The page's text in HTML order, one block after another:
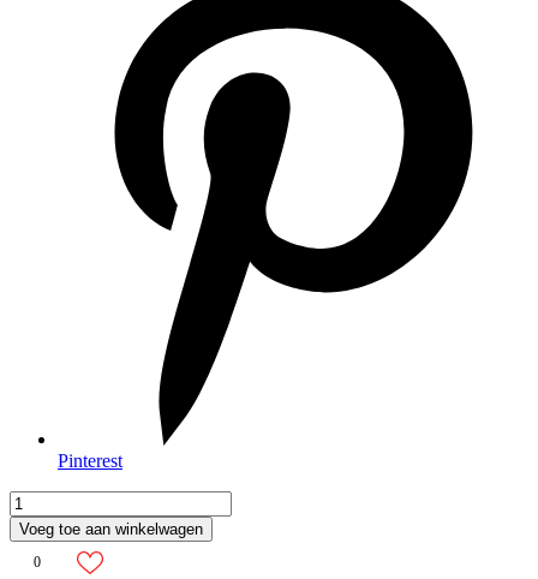
Pinterest
Voeg toe aan winkelwagen
0